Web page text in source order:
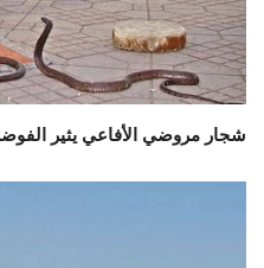
شجار مروضي الأفاعي يثير